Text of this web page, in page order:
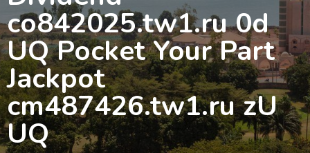
co842025.tw1.ru 0d
UQ Pocket Your Part
Jackpot
cm487426.tw1.ru zU
UQ